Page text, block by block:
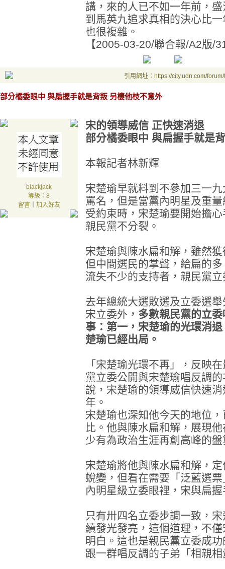
講，來的人已不如一年前，
到馬英九追求真相的決心比
也很複雜。
【2005-03-20/聯合報/A2版/
引用網址：https://city.udn.com/
部分橘委眼中 與扁握手就是背叛 另棲他枝不意外
blackjack
等級：8
留言｜ 加入好友
宋的領導威信 正快速消退
部分橘委眼中 與扁握手就是
本報記者林新輝
宋楚瑜早就料到不參加三一
罵名，但是當黨內明星及重
受約束時，宋楚瑜要開始擔
親民黨不分裂。
宋楚瑜與陳水扁和解，雖然
但中間選民的掌聲，給扁的
流失不少的支持者，親民黨
去年總統大選敗選及立委選
宋立委外， 多數親民黨的立
事：第一，宋楚瑜的光環消
楚瑜已經出局。
「宋楚瑜光環不再」，反映
黨立委公開與宋楚瑜唱反調
說，宋楚瑜的領導威信快速
年。
宋楚瑜也深知他今天的地位
比。他與陳水扁和解，展現
少有為政治生涯再創高峰的盤
宋楚瑜將他與陳水扁和解，
蛻變，但看在需要「泛藍選
內明星級立委眼裡，宋與扁
只有卅四名立委步調一致，
續發光發亮，這個道理，不
明白。這也是親民黨立委成
跟一群唱反調的子弟「相親